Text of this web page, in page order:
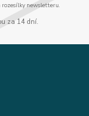
rozesílky newsletteru.
za 14 dní.